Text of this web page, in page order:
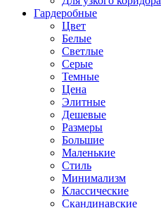
Гардеробные
Цвет
Белые
Светлые
Серые
Темные
Цена
Элитные
Дешевые
Размеры
Большие
Маленькие
Стиль
Минимализм
Классические
Скандинавские